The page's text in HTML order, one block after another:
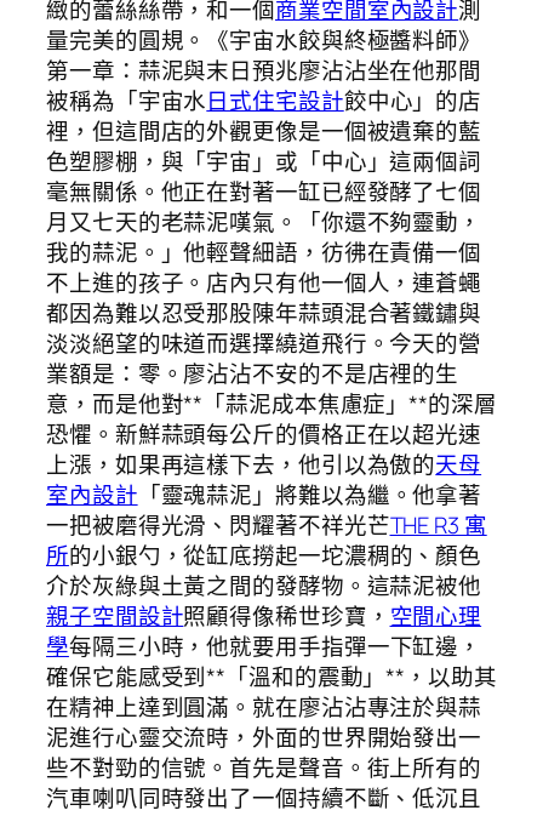
緻的蕾絲絲帶，和一個商業空間室內設計測
量完美的圓規。《宇宙水餃與終極醬料師》
第一章：蒜泥與末日預兆廖沾沾坐在他那間
被稱為「宇宙水日式住宅設計餃中心」的店
裡，但這間店的外觀更像是一個被遺棄的藍
色塑膠棚，與「宇宙」或「中心」這兩個詞
毫無關係。他正在對著一缸已經發酵了七個
月又七天的老蒜泥嘆氣。「你還不夠靈動，
我的蒜泥。」他輕聲細語，彷彿在責備一個
不上進的孩子。店內只有他一個人，連蒼蠅
都因為難以忍受那股陳年蒜頭混合著鐵鏽與
淡淡絕望的味道而選擇繞道飛行。今天的營
業額是：零。廖沾沾不安的不是店裡的生
意，而是他對**「蒜泥成本焦慮症」**的深層
恐懼。新鮮蒜頭每公斤的價格正在以超光速
上漲，如果再這樣下去，他引以為傲的天母
室內設計 「靈魂蒜泥」將難以為繼。他拿著
一把被磨得光滑、閃耀著不祥光芒THE R3 寓
所的小銀勺，從缸底撈起一坨濃稠的、顏色
介於灰綠與土黃之間的發酵物。這蒜泥被他
親子空間設計照顧得像稀世珍寶， 空間心理
學每隔三小時，他就要用手指彈一下缸邊，
確保它能感受到**「溫和的震動」**，以助其
在精神上達到圓滿。就在廖沾沾專注於與蒜
泥進行心靈交流時，外面的世界開始發出一
些不對勁的信號。首先是聲音。街上所有的
汽車喇叭同時發出了一個持續不斷、低沉且